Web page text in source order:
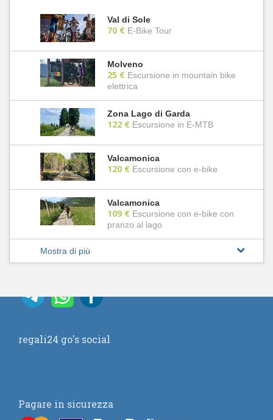
Val di Sole
70 € E-Bike Tour
Molveno
25 € Escursione in mountain bike
elettrica
Zona Lago di Garda
122 € Escursione in E-MTB
Valcamonica
120 € Escursione con e-bike
Valcamonica
109 € Escursione con e-bike con
pranzo al lago
Mostra di più
regali24 go's social
Pagare in sicurezza